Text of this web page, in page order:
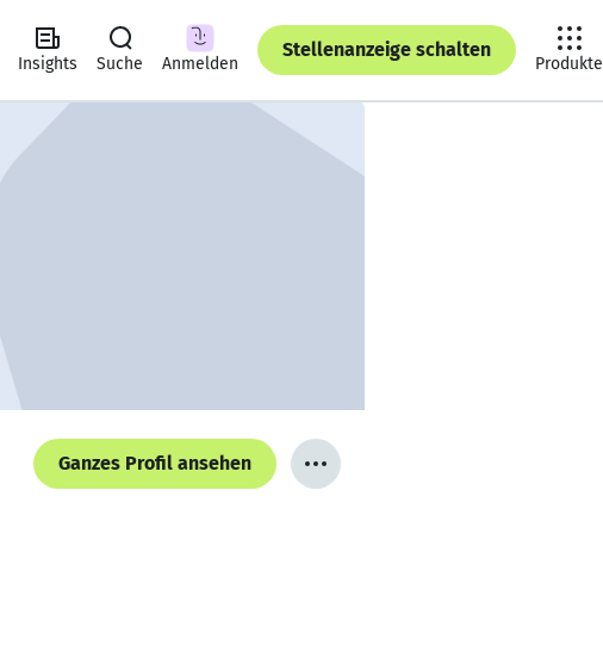
Insights Suche Anmelden
Stellenanzeige schalten
Produkte
Ganzes Profil ansehen